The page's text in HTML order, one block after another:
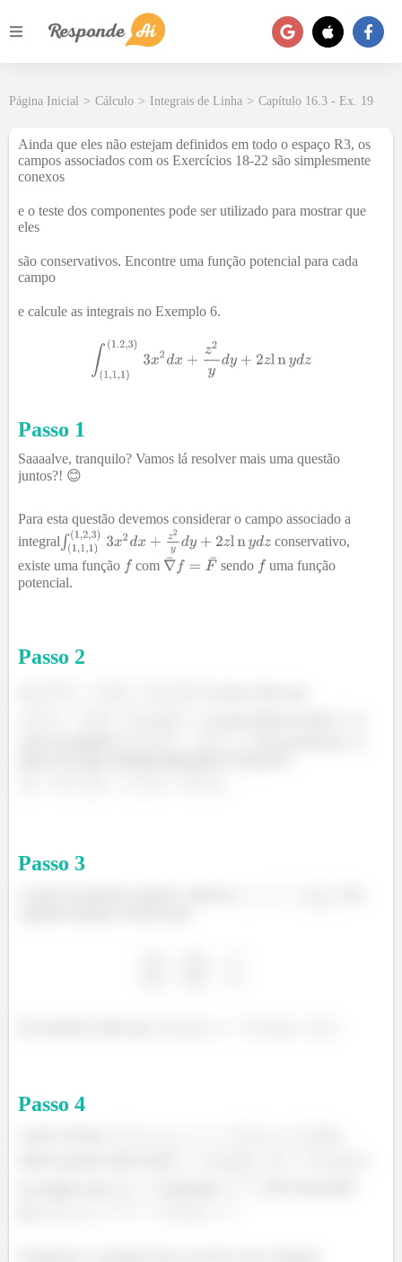
Página Inicial > Cálculo > Integrais de Linha > Capítulo 16.3 - Ex. 19
Ainda que eles não estejam definidos em todo o espaço R3, os
campos associados com os Exercícios 18-22 são simplesmente
conexos
e o teste dos componentes pode ser utilizado para mostrar que
eles
são conservativos. Encontre uma função potencial para cada
campo
e calcule as integrais no Exemplo 6.
Passo 1
Saaaalve, tranquilo? Vamos lá resolver mais uma questão
juntos?! 😊
Para esta questão devemos considerar o campo associado a
integral
conservativo,
existe uma função
com sendo
uma função
potencial.
Passo 2
Passo 3
Passo 4